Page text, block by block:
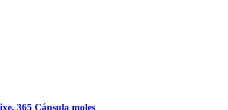
365 Cápsula moles